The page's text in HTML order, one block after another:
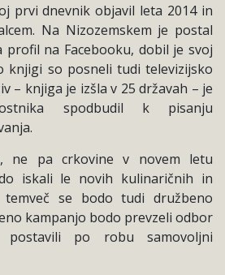
prvi dnevnik objavil leta 2014 in
Na Nizozemskem je postal
profil na Facebooku, dobil je svoj
knjigi so posneli tudi televizijsko
– knjiga je izšla v 25 državah – je
spodbudil k pisanju
ne pa crkovine v novem letu
iskali le novih kulinaričnih in
temveč se bodo tudi družbeno
kampanjo bodo prevzeli odbor
postavili po robu samovoljni